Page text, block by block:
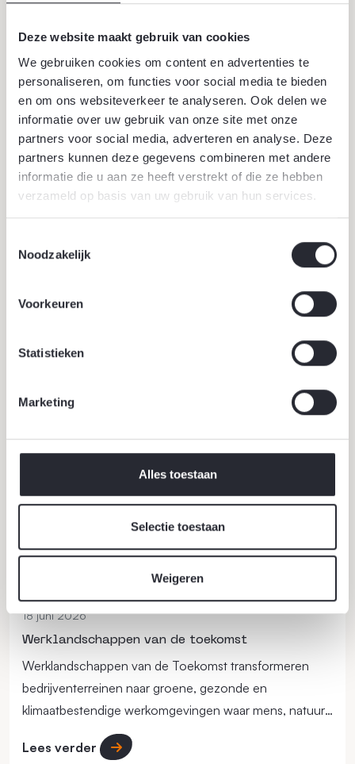
Deze website maakt gebruik van cookies
We gebruiken cookies om content en advertenties te
personaliseren, om functies voor social media te bieden
en om ons websiteverkeer te analyseren. Ook delen we
informatie over uw gebruik van onze site met onze
partners voor social media, adverteren en analyse. Deze
partners kunnen deze gegevens combineren met andere
informatie die u aan ze heeft verstrekt of die ze hebben
verzameld op basis van uw gebruik van hun services.
Noodzakelijk
Voorkeuren
Statistieken
Marketing
Alles toestaan
Selectie toestaan
Weigeren
Bomen tegen hittestress
Ze bieden schaduw, houden vocht in de lucht en
kunnen de omgevingstemperatuur verlagen, vooral in
Lees verder
18 juni 2026
Werklandschappen van de toekomst
Werklandschappen van de Toekomst transformeren
bedrijventerreinen naar groene, gezonde en
klimaatbestendige werkomgevingen waar mens, natuur
en economie samenkomen.
Lees verder